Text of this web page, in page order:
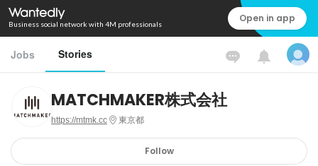
Business social network with 4M professionals Open in app
Jobs Stories
MATCHMAKER株式会社
https://mtmk.cc 東京都
Follow